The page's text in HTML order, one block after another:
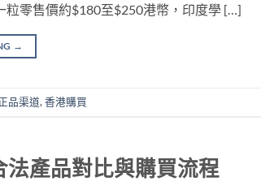
粒零售價約$180至$250港幣，印度學 […]
→
品渠道, 香港購買
產品對比與購買流程